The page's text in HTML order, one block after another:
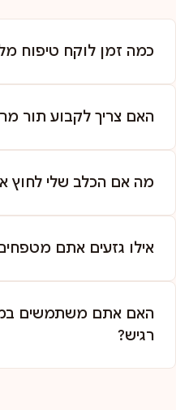
כמה זמן לוקח טיפוח
האם צריך לקבוע תור
מה אם הכלב שלי לחוץ
אילו גזעים אתם
האם אתם משתמשים
רגיש?